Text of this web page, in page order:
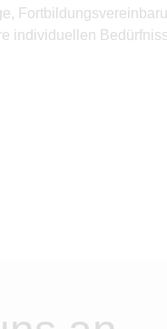
individuellen